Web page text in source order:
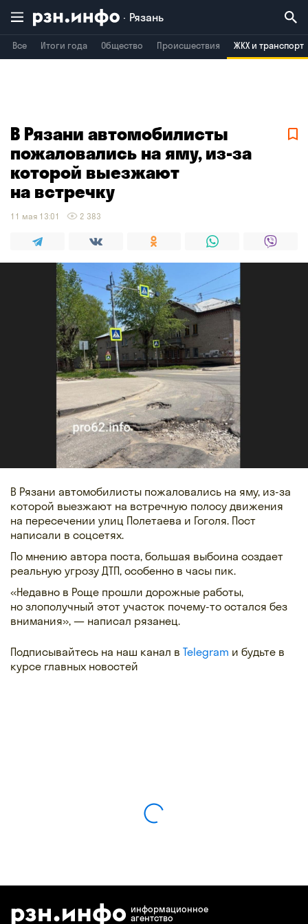
Рязань
Все Итоги года Общество Происшествия ЖКХ и транспорт
Воронеж Брянск
В Рязани автомобилисты
пожаловались на яму, из-за
которой выезжают
на встречку
11 мая 13:01 2 383
В Рязани автомобилисты пожаловались на яму, из-за
которой выезжают на встречную полосу движения
на пересечении улиц Полетаева и Гоголя. Пост
написали в соцсетях.
По мнению автора поста, большая выбоина создает
реальную угрозу ДТП, особенно в часы пик.
«Недавно в Роще прошли дорожные работы,
но злополучный этот участок почему-то остался без
внимания», — написал рязанец.
Подписывайтесь на наш канал в Telegram и будьте в
курсе главных новостей
информационное
агентство